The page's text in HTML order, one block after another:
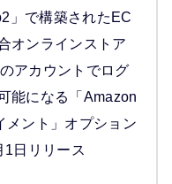
」で構築されたEC
オンラインストア
アカウントでログ
能になる「Amazon
メント」オプション
1日リリース